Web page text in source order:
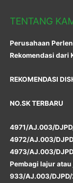
TENTANG
Perusahaan
Rekomendasi dari
REKOMENDASI
NO.SK TERBARU
4971/AJ.003/
4972/AJ.003/
4973/AJ.003/
Pembagi lajur
933/AJ.003/